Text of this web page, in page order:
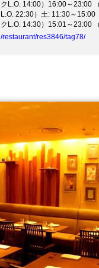
上初の2週にわたって登場。
ォアグラ茶碗蒸し」や「毛蟹
スを期間限定でご用意してお
豚」などはアラカルトのおす
クL.O. 14:00）16:00～23:00
L.O. 22:30）土: 11:30～15:00
クL.O. 14:30）15:01～23:00
L.O. 22:30）
/restaurant/res3846/tag78/